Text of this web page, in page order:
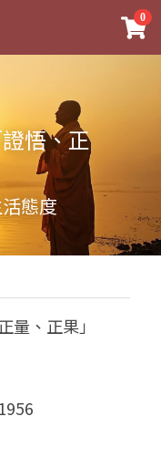
0
悟、正
態度
量、正果」
×